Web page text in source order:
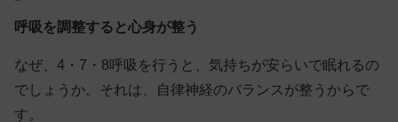
呼吸を調整すると心身が整う
なぜ、4・7・8呼吸を行うと、気持ちが安らいで眠れるの
でしょうか。それは、自律神経のバランスが整うからで
す。